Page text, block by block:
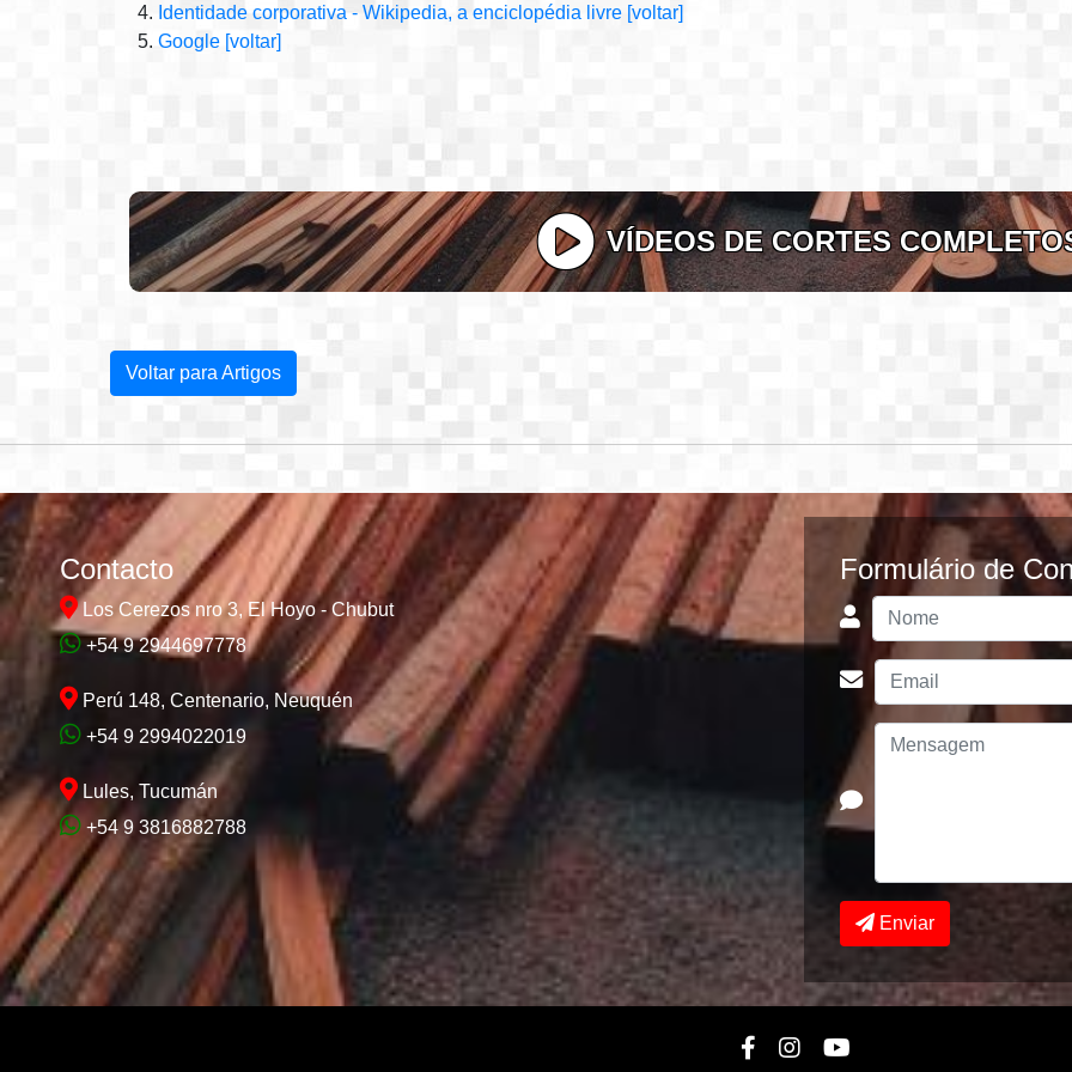
Identidade corporativa - Wikipedia, a enciclopédia livre [voltar]
Google [voltar]
VÍDEOS DE CORTES
Voltar para Artigos
Contacto
Los Cerezos nro 3, El Hoyo - Chubut
+54 9 2944697778
Perú 148, Centenario, Neuquén
+54 9 2994022019
Lules, Tucumán
+54 9 3816882788
Formulário de
Enviar